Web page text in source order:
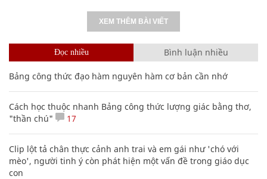
XEM THÊM BÀI VIẾT
Đọc nhiều Bình luận nhiều
Bảng công thức đạo hàm nguyên hàm cơ bản cần nhớ
Cách học thuộc nhanh Bảng công thức lượng giác bằng thơ,
"thần chú"
17
Clip lột tả chân thực cảnh anh trai và em gái như 'chó với
mèo', người tinh ý còn phát hiện một vấn đề trong giáo dục
con